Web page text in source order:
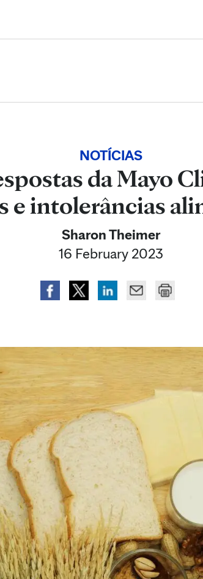
NOTÍCIAS
da Mayo
e intolerâncias
Sharon Theimer
16 February 2023